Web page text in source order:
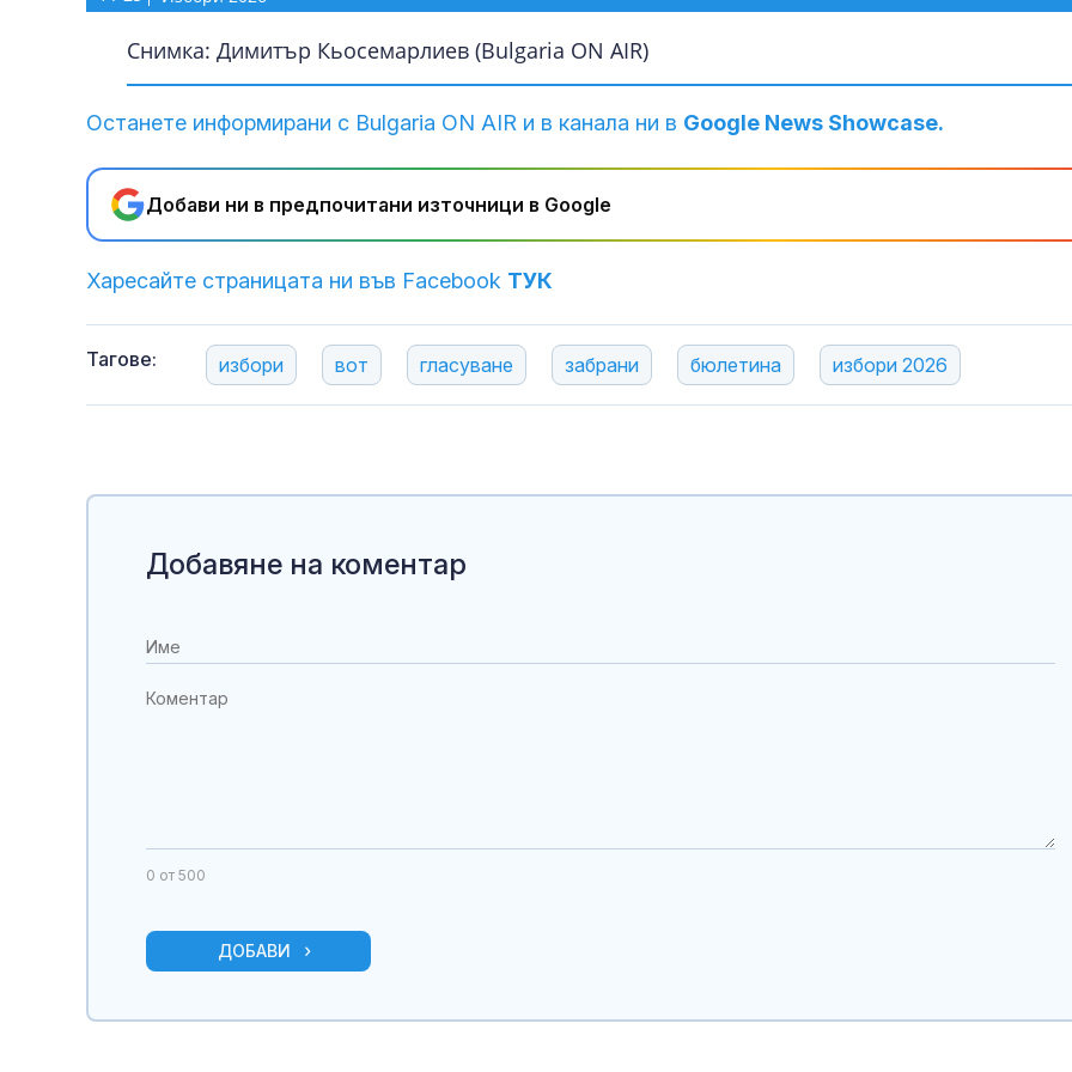
Снимка: Димитър Кьосемарлиев (Bulgaria ON AIR)
Останете информирани с Bulgaria ON AIR и в канала ни в Google News Showcase.
Добави ни в предпочитани източници в Google
Харесайте страницата ни във Facebook ТУК
Тагове: избори вот гласуване забрани бюлетина избори 2026
Добавяне на коментар
0 от 500
ДОБАВИ